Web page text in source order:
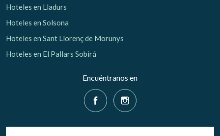
Hoteles en Lladurs
Hoteles en Solsona
Hoteles en Sant Llorenç de Morunys
Hoteles en El Pallars Sobirá
Encuéntranos en